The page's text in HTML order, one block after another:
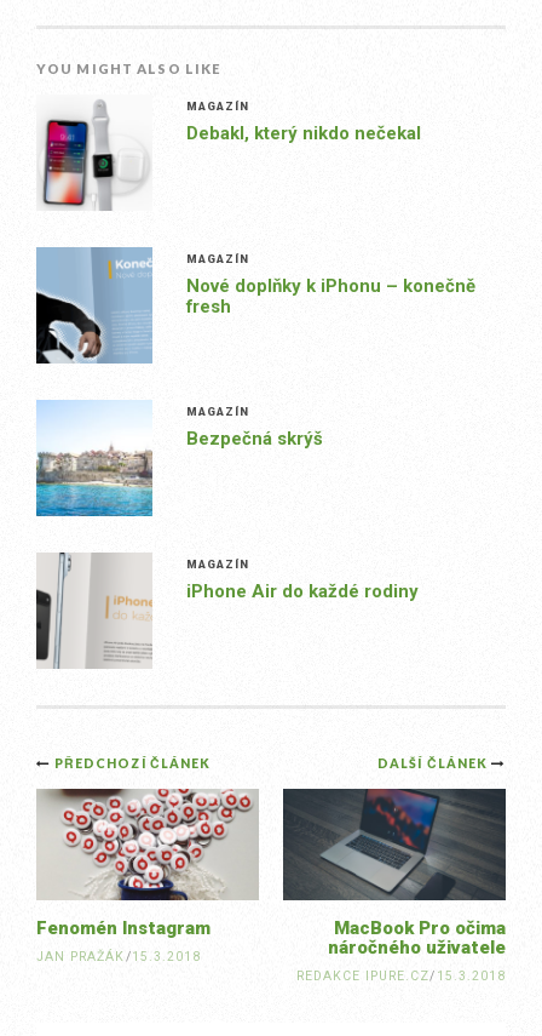
YOU MIGHT ALSO LIKE
MAGAZÍN
Debakl, který nikdo nečekal
MAGAZÍN
Nové doplňky k iPhonu – konečně
fresh
MAGAZÍN
Bezpečná skrýš
MAGAZÍN
iPhone Air do každé rodiny
Post
navigation
DALŠÍ ČLÁNEK
MacBook Pro očima
náročného uživatele​
REDAKCE IPURE.CZ/ 15.3.2018
PŘEDCHOZÍ ČLÁNEK
Fenomén Instagram
JAN PRAŽÁK/15.3.2018